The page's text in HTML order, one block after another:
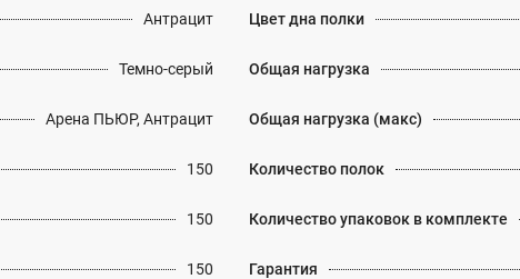
Антрацит
Темно-серый
Арена ПЬЮР, Антрацит
150
150
150
Цвет дна полки
Общая нагрузка
Общая нагрузка (макс)
Количество полок
Количество упаковок в комплекте
Гарантия